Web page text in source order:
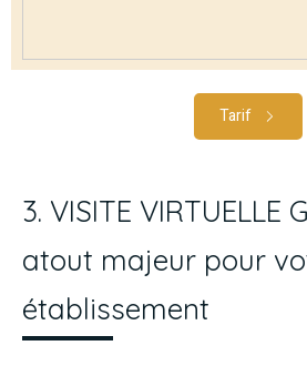
Tarif
3. VISITE VIRTUELLE
atout majeur pour
établissement